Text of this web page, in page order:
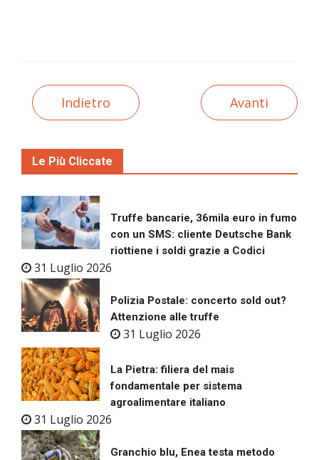
Indietro Avanti
Le Più Cliccate
Truffe bancarie, 36mila euro in fumo
con un SMS: cliente Deutsche Bank
riottiene i soldi grazie a Codici
31 Luglio 2026
Polizia Postale: concerto sold out?
Attenzione alle truffe
31 Luglio 2026
La Pietra: filiera del mais
fondamentale per sistema
agroalimentare italiano
31 Luglio 2026
Granchio blu, Enea testa metodo